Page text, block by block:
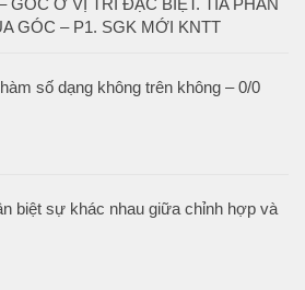
– GÓC Ở VỊ TRÍ ĐẶC BIỆT. TIA PHÂN
GÓC – P1. SGK MỚI KNTT
số dạng không trên không – 0/0
biệt sự khác nhau giữa chỉnh hợp và